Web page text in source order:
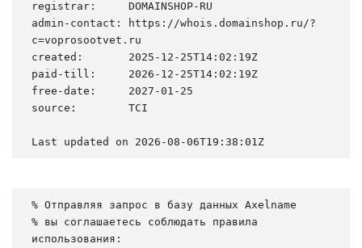
registrar:     DOMAINSHOP-RU
admin-contact: https://whois.domainshop.ru/?
c=voprosootvet.ru
created:       2025-12-25T14:02:19Z
paid-till:     2026-12-25T14:02:19Z
free-date:     2027-01-25
source:        TCI
Last updated on 2026-08-06T19:38:01Z
% Отправляя запрос в базу данных Axelname
% вы соглашаетесь соблюдать правила
использования: